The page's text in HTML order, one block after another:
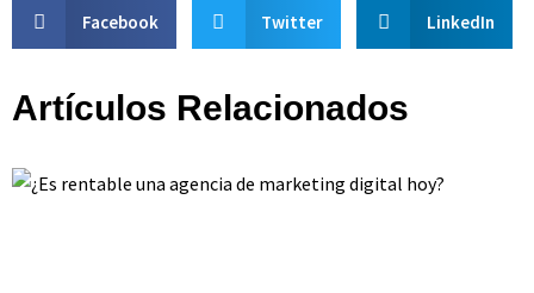
Facebook Twitter LinkedIn
Artículos Relacionados